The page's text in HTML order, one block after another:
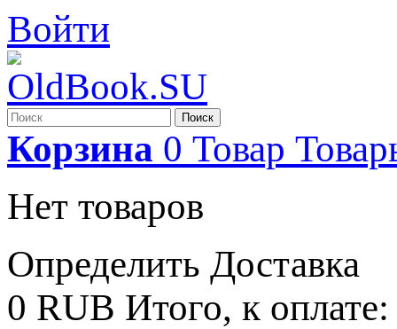
Войти
Поиск
Корзина 0 Товар
Нет товаров
Определить Доставка
0 RUB Итого, к оплате: